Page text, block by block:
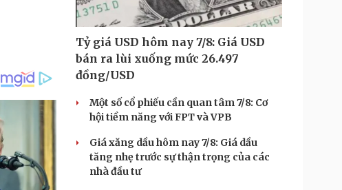
Tỷ giá USD hôm nay 7/8: Giá USD
bán ra lùi xuống mức 26.497
đồng/USD
Một số cổ phiếu cần quan tâm 7/8: Cơ
hội tiềm năng với FPT và VPB
Giá xăng dầu hôm nay 7/8: Giá dầu
tăng nhẹ trước sự thận trọng của các
nhà đầu tư